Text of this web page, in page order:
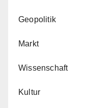
Geopolitik
Markt
Wissenschaft
Kultur